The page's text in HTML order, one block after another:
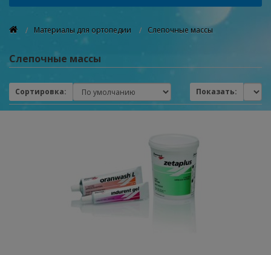
Материалы для ортопедии Слепочные массы
Слепочные массы
Сортировка: Показать: